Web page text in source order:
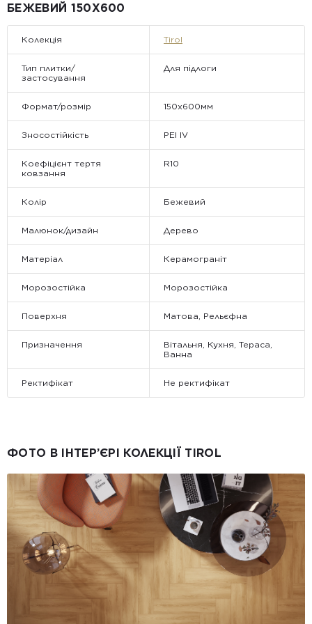
неділю та святкові дні замовлення не обробляються та не
БЕЖЕВИЙ 150Х600
Колекція Tirol
Тип плитки/
застосування
Для підлоги
Формат/розмір 150x600мм
Зносостійкість PEI IV
Коефіцієнт тертя
ковзання
R10
Колір Бежевий
Малюнок/дизайн Дерево
Матеріал Керамограніт
Морозостійка Морозостійка
Поверхня Матова, Рельєфна
Призначення
Вітальня, Кухня, Тераса,
Ванна
Ректифікат Не ректифікат
ФОТО В ІНТЕР’ЄРІ КОЛЕКЦІЇ TIROL